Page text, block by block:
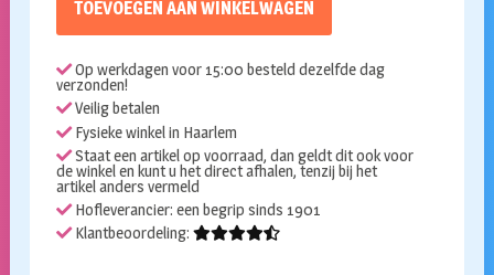
TOEVOEGEN AAN WINKELWAGEN
Op werkdagen voor 15:00 besteld dezelfde dag
verzonden!
Veilig betalen
Fysieke winkel in Haarlem
Staat een artikel op voorraad, dan geldt dit ook voor
de winkel en kunt u het direct afhalen, tenzij bij het
artikel anders vermeld
Hofleverancier: een begrip sinds 1901
Klantbeoordeling: